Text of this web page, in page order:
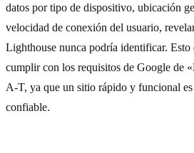
datos por tipo de dispositivo, ubicación
velocidad de conexión del usuario,
Lighthouse nunca podría identificar. Esto
cumplir con los requisitos de Google de
A-T, ya que un sitio rápido y funcional
confiable.